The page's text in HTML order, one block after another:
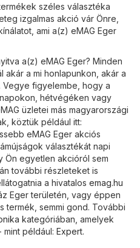
széles választéka
izgalmas akció vár Önre,
ami a(z) eMAG Eger
a(z) eMAG Eger? Minden
akár a mi honlapunkon, akár a
Vegye figyelembe, hogy a
hétvégéken vagy
üzletei más magyarországi
köztük például itt:
eMAG Eger akciós
választékát napi
Ön egyetlen akcióról sem
további részleteket is
a hivatalos emag.hu
Eger területén, vagy éppen
termék, semmi gond. További
kategóriában, amelyek
például: Expert.